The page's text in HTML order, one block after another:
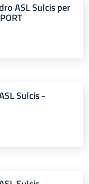
ASL Sulcis per
Sulcis -